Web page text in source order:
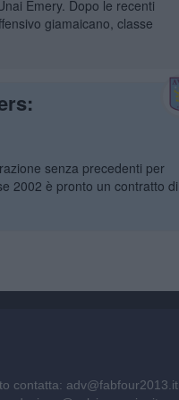
Emery. Dopo le recenti
giamaicano, classe
senza precedenti per
2002 è pronto un contratto di
contatta: adv@fabfour2013.it